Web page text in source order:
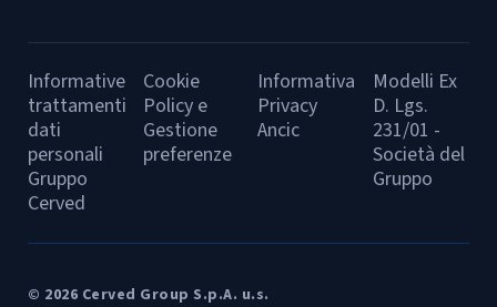
Informative
trattamenti
dati
personali
Gruppo
Cerved
Cookie
Policy e
Gestione
preferenze
Informativa
Privacy
Ancic
Modelli Ex
D. Lgs.
231/01 -
Società del
Gruppo
© 2026 Cerved Group S.p.A. u.s.